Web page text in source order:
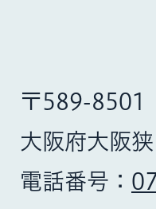
〒589-8501
大阪府大阪
電話番号：